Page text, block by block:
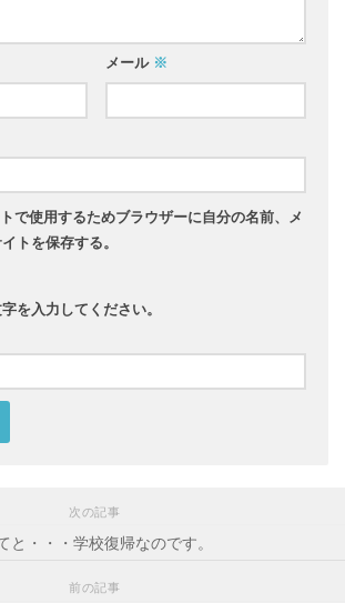
メール ※
で使用するためブラウザーに自分の名前、メ
トを保存する。
を入力してください。
次の記事
と・・・学校復帰なのです。
前の記事